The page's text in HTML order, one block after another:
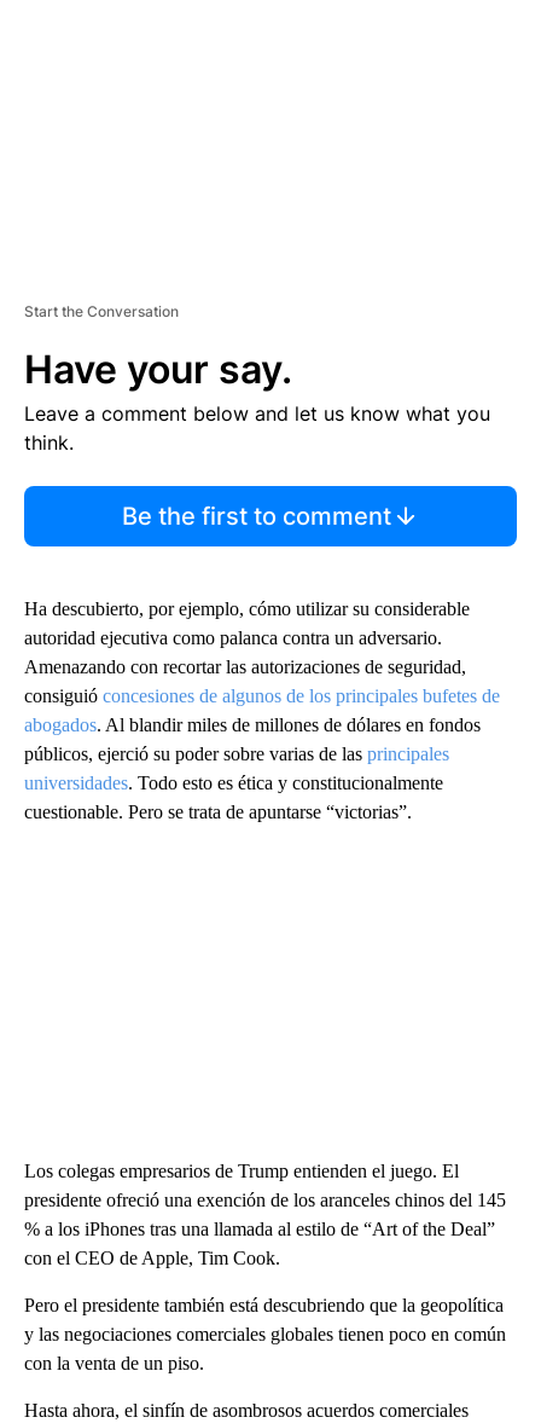
Start the Conversation
Have your say.
Leave a comment below and let us know what you
think.
Be the first to comment
Ha descubierto, por ejemplo, cómo utilizar su considerable
autoridad ejecutiva como palanca contra un adversario.
Amenazando con recortar las autorizaciones de seguridad,
consiguió concesiones de algunos de los principales bufetes de
abogados. Al blandir miles de millones de dólares en fondos
públicos, ejerció su poder sobre varias de las principales
universidades. Todo esto es ética y constitucionalmente
cuestionable. Pero se trata de apuntarse “victorias”.
Los colegas empresarios de Trump entienden el juego. El
presidente ofreció una exención de los aranceles chinos del 145
% a los iPhones tras una llamada al estilo de “Art of the Deal”
con el CEO de Apple, Tim Cook.
Pero el presidente también está descubriendo que la geopolítica
y las negociaciones comerciales globales tienen poco en común
con la venta de un piso.
Hasta ahora, el sinfín de asombrosos acuerdos comerciales